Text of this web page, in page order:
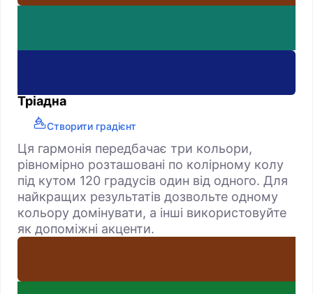
Тріадна
Створити градієнт
Ця гармонія передбачає три кольори,
рівномірно розташовані по колірному колу
під кутом 120 градусів один від одного. Для
найкращих результатів дозвольте одному
кольору домінувати, а інші використовуйте
як допоміжні акценти.